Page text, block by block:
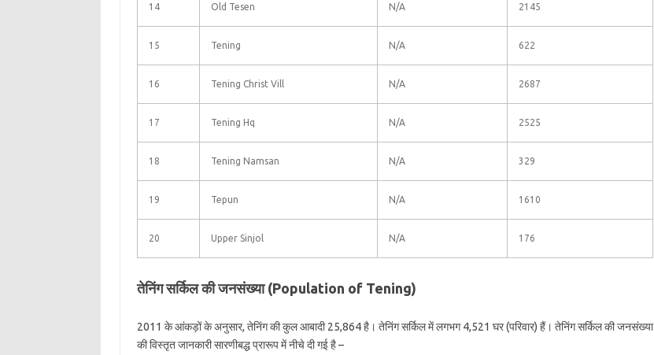
14 Old Tesen N/A 2145
15 Tening N/A 622
16 Tening Christ Vill N/A 2687
17 Tening Hq N/A 2525
18 Tening Namsan N/A 329
19 Tepun N/A 1610
20 Upper Sinjol N/A 176
तेनिंग सर्किल की जनसंख्या (Population of Tening)
2011 के आंकड़ों के अनुसार, तेनिंग की कुल आबादी 25,864 है। तेनिंग सर्किल में लगभग 4,521 घर (परिवार) हैं। तेनिंग सर्किल की जनसंख्या
की विस्तृत जानकारी सारणीबद्ध प्रारूप में नीचे दी गई है –